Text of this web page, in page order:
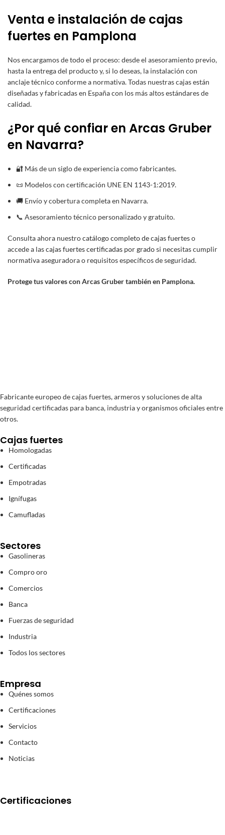
Venta e instalación de cajas
fuertes en Pamplona
Nos encargamos de todo el proceso: desde el asesoramiento previo,
hasta la entrega del producto y, si lo deseas, la instalación con
anclaje técnico conforme a normativa. Todas nuestras cajas están
diseñadas y fabricadas en España con los más altos estándares de
calidad.
¿Por qué confiar en Arcas Gruber
en Navarra?
🔐 Más de un siglo de experiencia como fabricantes.
📜 Modelos con certificación UNE EN 1143-1:2019.
🚚 Envío y cobertura completa en Navarra.
📞 Asesoramiento técnico personalizado y gratuito.
Consulta ahora nuestrocatálogo completo de cajas fuerteso
accede a lascajas fuertes certificadas por gradosi necesitas cumplir
normativa aseguradora o requisitos específicos de seguridad.
Protege tus valores con Arcas Gruber también en Pamplona.
Fabricante europeo de cajas fuertes, armeros y soluciones de alta
seguridad certificadas para banca, industria y organismos oficiales entre
otros.
Cajas fuertes
Homologadas
Certificadas
Empotradas
Ignífugas
Camufladas
Sectores
Gasolineras
Compro oro
Comercios
Banca
Fuerzas de seguridad
Industria
Todos los sectores
Empresa
Quénes somos
Certificaciones
Servicios
Contacto
Noticias
Certificaciones